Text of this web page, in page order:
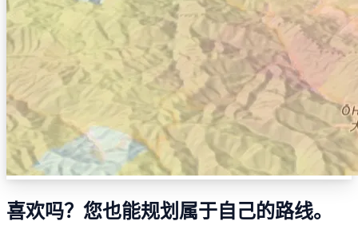
喜欢吗？您也能规划属于自己的路线。